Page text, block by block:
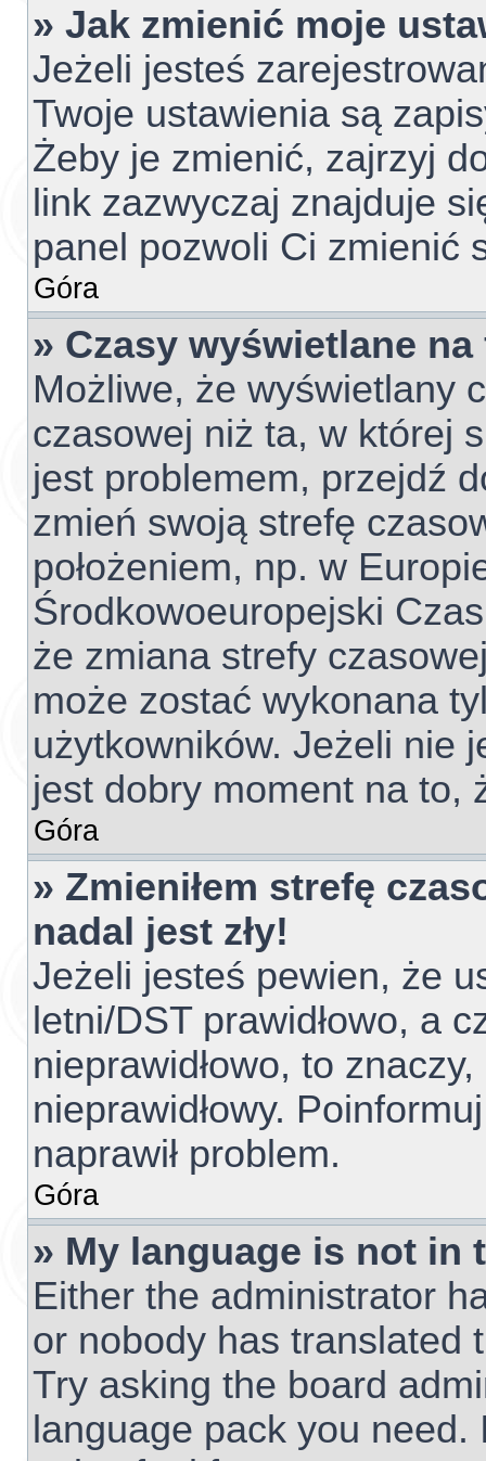
» Jak zmienić moje
Jeżeli jesteś
Twoje ustawienia są
Żeby je zmienić, zajrzyj
link zazwyczaj znajduje
panel pozwoli Ci zmienić
Góra
» Czasy wyświetlane
Możliwe, że wyświetlany
czasowej niż ta, w której
jest problemem, przejdź
zmień swoją strefę
położeniem, np. w
Środkowoeuropejski
że zmiana strefy
może zostać wykonana
użytkowników. Jeżeli nie
jest dobry moment na to,
Góra
» Zmieniłem strefę
nadal jest zły!
Jeżeli jesteś pewien, że
letni/DST prawidłowo, a
nieprawidłowo, to
nieprawidłowy.
naprawił problem.
Góra
» My language is not in
Either the administrator
or nobody has translated
Try asking the board
language pack you